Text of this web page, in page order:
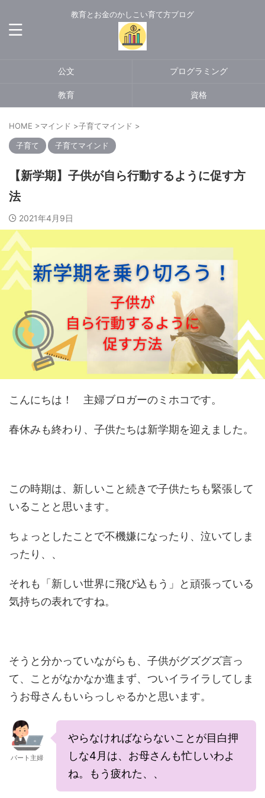
教育とお金のかしこい育て方ブログ
公文 プログラミング
教育 資格
HOME >マインド >子育てマインド >
子育て 子育てマインド
【新学期】子供が自ら行動するように促す方
法
2021年4月9日
こんにちは！ 主婦ブロガーのミホコです。
春休みも終わり、子供たちは新学期を迎えました。
この時期は、新しいこと続きで子供たちも緊張して
いることと思います。
ちょっとしたことで不機嫌になったり、泣いてしま
ったり、、
それも「新しい世界に飛び込もう」と頑張っている
気持ちの表れですね。
そうと分かっていながらも、子供がグズグズ言っ
て、ことがなかなか進まず、ついイライラしてしま
うお母さんもいらっしゃるかと思います。
パート主婦
やらなければならないことが目白押
しな4月は、お母さんも忙しいわよ
ね。もう疲れた、、